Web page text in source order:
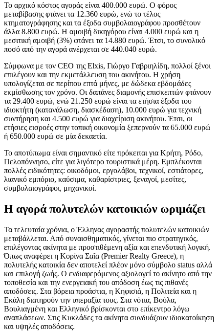
Το αρχικό κόστος αγοράς είναι 400.000 ευρώ. Ο φόρος
μεταβίβασης φτάνει τα 12.360 ευρώ, ενώ το τέλος
κτηματογράφησης και τα έξοδα συμβολαιογράφου προσθέτουν
άλλα 8.800 ευρώ. Η αμοιβή δικηγόρου είναι 4.000 ευρώ και η
μεσιτική αμοιβή (3%) φτάνει τα 14.880 ευρώ. Έτσι, το συνολικό
ποσό από την αγορά ανέρχεται σε 440.040 ευρώ.
Σύμφωνα με τον CEO της Elxis, Γιώργο Γαβριηλίδη, πολλοί ξένοι
επιλέγουν και την εκμετάλλευση του ακινήτου. Η χρήση
υπολογίζεται σε περίπου επτά μήνες, με δώδεκα εβδομάδες
εκμίσθωσης τον χρόνο. Οι δαπάνες διαμονής επισκεπτών φτάνουν
τα 29.400 ευρώ, ενώ 21.250 ευρώ είναι τα ετήσια έξοδα του
ιδιοκτήτη (κατανάλωση, διασκέδαση), 10.000 ευρώ για τεχνική
συντήρηση και 4.500 ευρώ για διαχείριση ακινήτου. Έτσι, οι
ετήσιες εισροές στην τοπική οικονομία ξεπερνούν τα 65.000 ευρώ
ή 650.000 ευρώ σε μία δεκαετία.
Το αποτύπωμα είναι σημαντικό είτε πρόκειται για Κρήτη, Ρόδο,
Πελοπόννησο, είτε για λιγότερο τουριστικά μέρη. Εμπλέκονται
πολλές ειδικότητες: οικοδόμοι, εργολάβοι, τεχνικοί, εστιάτορες,
λιανικό εμπόριο, καύσιμα, καθαρίστριες, ξεναγοί, μεσίτες,
συμβολαιογράφοι, μηχανικοί.
Η αγορά πολυτελών κατοικιών ωριμάζει
Τα τελευταία χρόνια, ο Έλληνας αγοραστής πολυτελών κατοικιών
μεταβάλλεται. Από συναισθηματικός, γίνεται πιο στρατηγικός,
επιλέγοντας ακίνητα με προστιθέμενη αξία και επενδυτική λογική.
Όπως αναφέρει η Κορίνα Σαΐα (Premier Realty Greece), η
πολυτελής κατοικία δεν αποτελεί πλέον μόνο σύμβολο status αλλά
και επιλογή ζωής. Ο ενδιαφερόμενος αξιολογεί το ακίνητο από την
τοποθεσία και την ενεργειακή του απόδοση έως τις πιθανές
αποδόσεις. Στα βόρεια προάστια, η Κηφισιά, η Πολιτεία και η
Εκάλη διατηρούν την υπεραξία τους. Στα νότια, Βούλα,
Βουλιαγμένη και Ελληνικό βρίσκονται στο επίκεντρο λόγω
αναπλάσεων. Στις Κυκλάδες τα ακίνητα συνδυάζουν ιδιοκατοίκηση
και υψηλές αποδόσεις.